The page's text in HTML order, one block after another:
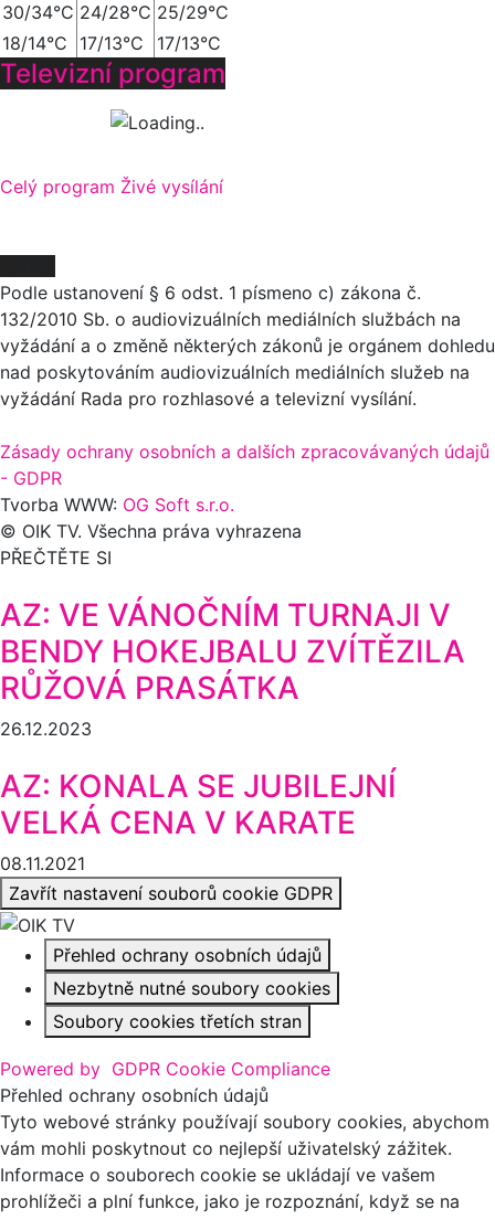
30/34°C 24/28°C 25/29°C
18/14°C
17/13°C 17/13°C
Televizní program
Celý program Živé vysílání
Podle ustanovení § 6 odst. 1 písmeno c) zákona č.
132/2010 Sb. o audiovizuálních mediálních službách na
vyžádání a o změně některých zákonů je orgánem dohledu
nad poskytováním audiovizuálních mediálních služeb na
vyžádání Rada pro rozhlasové a televizní vysílání.
Zásady ochrany osobních a dalších zpracovávaných údajů
- GDPR
Tvorba WWW: OG Soft s.r.o.
© OIK TV. Všechna práva vyhrazena
PŘEČTĚTE SI
AZ: VE VÁNOČNÍM TURNAJI V
BENDY HOKEJBALU ZVÍTĚZILA
RŮŽOVÁ PRASÁTKA
26.12.2023
AZ: KONALA SE JUBILEJNÍ
VELKÁ CENA V KARATE
08.11.2021
Zavřít nastavení souborů cookie GDPR
Přehled ochrany osobních údajů
Nezbytně nutné soubory cookies
Soubory cookies třetích stran
Powered by GDPR Cookie Compliance
Přehled ochrany osobních údajů
Tyto webové stránky používají soubory cookies, abychom
vám mohli poskytnout co nejlepší uživatelský zážitek.
Informace o souborech cookie se ukládají ve vašem
prohlížeči a plní funkce, jako je rozpoznání, když se na